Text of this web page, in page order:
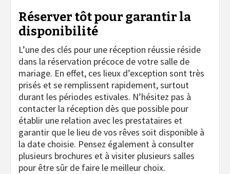
Réserver tôt pour garantir la
disponibilité
L’une des clés pour une réception réussie réside
dans la réservation précoce de votre salle de
mariage. En effet, ces lieux d’exception sont très
prisés et se remplissent rapidement, surtout
durant les périodes estivales. N’hésitez pas à
contacter la réception dès que possible pour
établir une relation avec les prestataires et
garantir que le lieu de vos rêves soit disponible à
la date choisie. Pensez également à consulter
plusieurs brochures et à visiter plusieurs salles
pour être sûr de faire le meilleur choix.